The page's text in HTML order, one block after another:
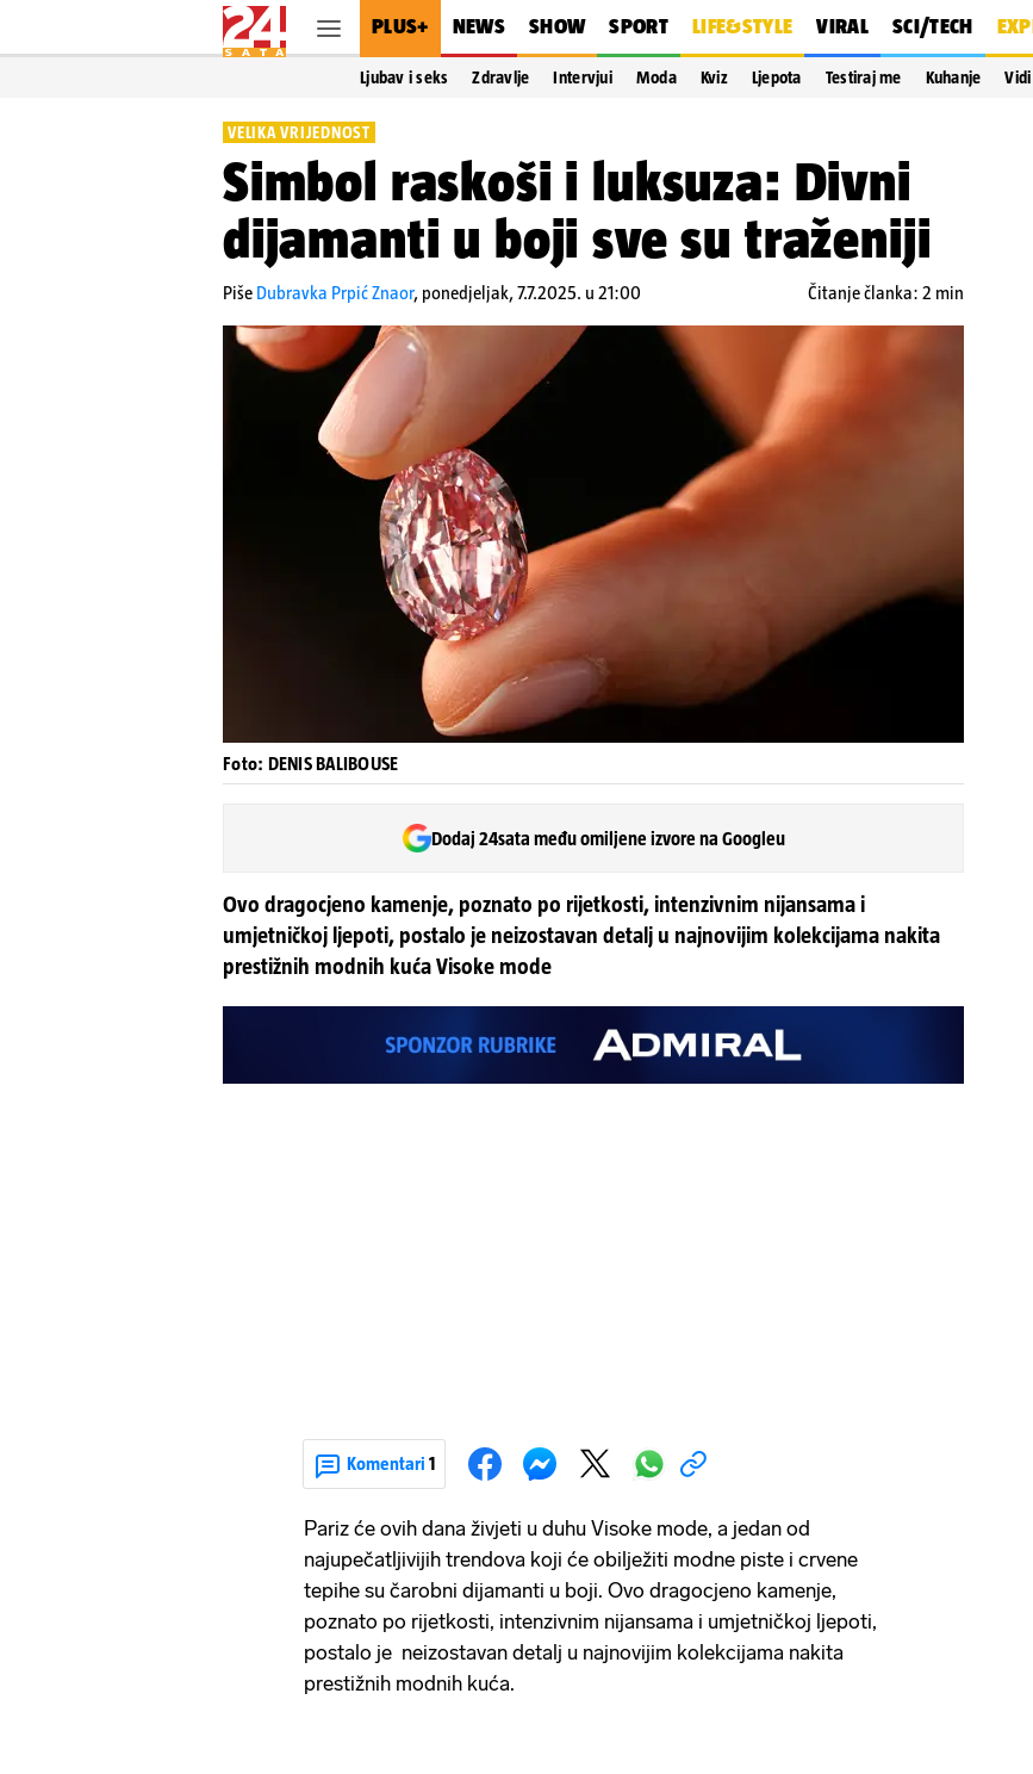
PLUS+ NEWS SHOW SPORT LIFE&STYLE VIRAL SCI/TECH
Ljubav i seks Zdravlje Intervjui Moda Kviz Ljepota Testiraj me Kuhanje
VELIKA VRIJEDNOST
Simbol raskoši i luksuza: Divni
dijamanti u boji sve su traženiji
Piše Dubravka Prpić Znaor, ponedjeljak, 7.7.2025. u 21:00 Čitanje članka: 2 min
Foto: DENIS BALIBOUSE
Dodaj 24sata među omiljene izvore na Googleu
Ovo dragocjeno kamenje, poznato po rijetkosti, intenzivnim nijansama i
umjetničkoj ljepoti, postalo je neizostavan detalj u najnovijim kolekcijama nakita
prestižnih modnih kuća Visoke mode
Komentari 1
Pariz će ovih dana živjeti u duhu Visoke mode, a jedan od
najupečatljivijih trendova koji će obilježiti modne piste i crvene
tepihe su čarobni dijamanti u boji. Ovo dragocjeno kamenje,
poznato po rijetkosti, intenzivnim nijansama i umjetničkoj ljepoti,
postalo je neizostavan detalj u najnovijim kolekcijama nakita
prestižnih modnih kuća.